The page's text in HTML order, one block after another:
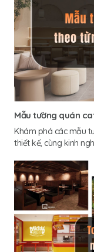
Mẫu tường quán
Khám phá các mẫu
thiết kế, cùng kinh